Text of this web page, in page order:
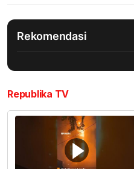
Rekomendasi
Republika TV